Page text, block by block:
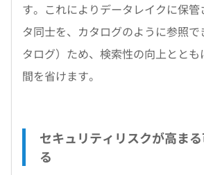
す。これによりデータレイクに保
タ同士を、カタログのように参照で
タログ）ため、検索性の向上とと
間を省けます。
セキュリティリスクが高ま
る